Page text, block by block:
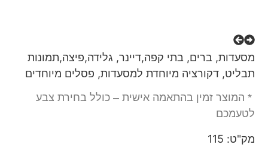
מסעדות, ברים, בתי קפה,דיינר, גלידה,פיצה,תמונות
תבליט, דקורציה מיוחדת למסעדות, פסלים מיוחדים
* המוצר זמין בהתאמה אישית – כולל בחירת צבע
לטעמכם
מק"ט: 115